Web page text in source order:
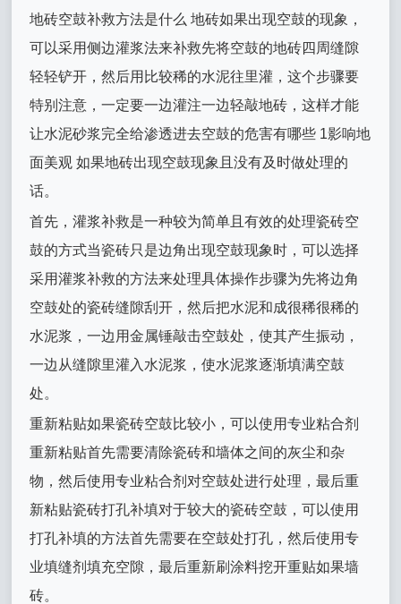
地砖空鼓补救方法是什么 地砖如果出现空鼓的现象，
可以采用侧边灌浆法来补救先将空鼓的地砖四周缝隙
轻轻铲开，然后用比较稀的水泥往里灌，这个步骤要
特别注意，一定要一边灌注一边轻敲地砖，这样才能
让水泥砂浆完全给渗透进去空鼓的危害有哪些 1影响地
面美观 如果地砖出现空鼓现象且没有及时做处理的
话。
首先，灌浆补救是一种较为简单且有效的处理瓷砖空
鼓的方式当瓷砖只是边角出现空鼓现象时，可以选择
采用灌浆补救的方法来处理具体操作步骤为先将边角
空鼓处的瓷砖缝隙刮开，然后把水泥和成很稀很稀的
水泥浆，一边用金属锤敲击空鼓处，使其产生振动，
一边从缝隙里灌入水泥浆，使水泥浆逐渐填满空鼓
处。
重新粘贴如果瓷砖空鼓比较小，可以使用专业粘合剂
重新粘贴首先需要清除瓷砖和墙体之间的灰尘和杂
物，然后使用专业粘合剂对空鼓处进行处理，最后重
新粘贴瓷砖打孔补填对于较大的瓷砖空鼓，可以使用
打孔补填的方法首先需要在空鼓处打孔，然后使用专
业填缝剂填充空隙，最后重新刷涂料挖开重贴如果墙
砖。